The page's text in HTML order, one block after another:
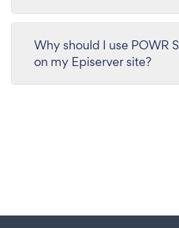
Why should I use POWR
on my Episerver site?